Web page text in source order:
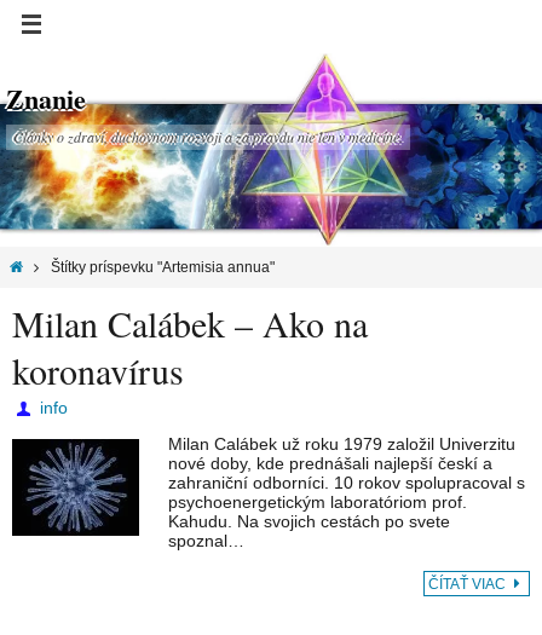
Znanie
Články o zdraví, duchovnom rozvoji a za pravdu nie len v medicíne.
Štítky príspevku "Artemisia annua"
Milan Calábek – Ako na
koronavírus
info
Milan Calábek už roku 1979 založil Univerzitu
nové doby, kde prednášali najlepší českí a
zahraniční odborníci. 10 rokov spolupracoval s
psychoenergetickým laboratóriom prof.
Kahudu. Na svojich cestách po svete
spoznal…
ČÍTAŤ VIAC